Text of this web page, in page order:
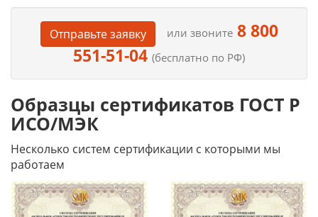
Отправьте заявку или звоните8 800
551-51-04 (бесплатно по РФ)
Образцы сертификатов ГОСТ Р
ИСО/МЭК
Несколько систем сертификации с которыми мы
работаем